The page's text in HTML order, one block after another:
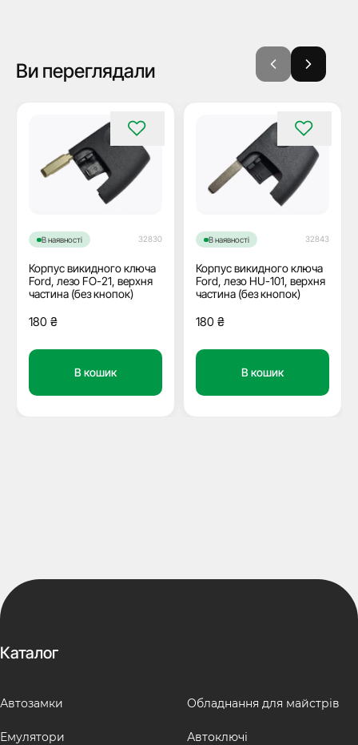
Ви переглядали
В наявності 32830
Корпус викидного ключа
Ford, лезо FO-21, верхня
частина (без кнопок)
180 ₴
В кошик
В наявності 32843
Корпус викидного ключа
Ford, лезо HU-101, верхня
частина (без кнопок)
180 ₴
В кошик
Каталог
Автозамки
Емулятори
Обладнання для майстрів
Автоключі